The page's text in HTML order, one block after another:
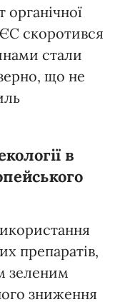
скоротився
стали
що не
в
препаратів,
зеленим
зниження